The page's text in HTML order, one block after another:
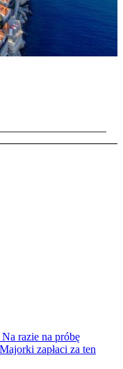
razie na próbę
zapłaci za ten